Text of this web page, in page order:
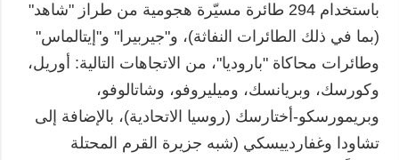
باستخدام 294 طائرة مسيّرة هجومية من طراز "شاهد"
(بما في ذلك الطائرات النفاثة)، و"جيربيرا" و"إيتالماس"
وطائرات محاكاة "باروديا"، من الاتجاهات التالية: أوريل،
وكورسك، وبريانسك، وميليروفو، وشاتالوفو،
وبريمورسكو-أختارسك (روسيا الاتحادية)، بالإضافة إلى
تشاودا وغفاردييسكي (شبه جزيرة القرم المحتلة